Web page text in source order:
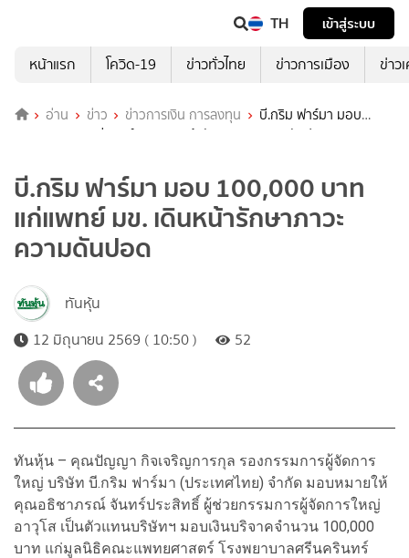
TH
เข้าสู่ระบบ
หน้าแรก
โควิด-19 ข่าวทั่วไทย ข่าวการเมือง ข่าว
อ่าน ข่าว ข่าวการเงิน การลงทุน
บี.กริม ฟาร์มา มอบ
100,000 บาท แก่แพทย์ มข. เดินหน้ารักษาภาวะความดันปอด
บี.กริม ฟาร์มา มอบ 100,000 บาท
แก่แพทย์ มข. เดินหน้ารักษาภาวะ
ความดันปอด
ทันหุ้น
12 มิถุนายน 2569 ( 10:50 )
52
ทันหุ้น – คุณปัญญา กิจเจริญการกุล รองกรรมการผู้จัดการ
ใหญ่ บริษัท บี.กริม ฟาร์มา (ประเทศไทย) จำกัด มอบหมายให้
คุณอธิชาภรณ์ จันทร์ประสิทธิ์ ผู้ช่วยกรรมการผู้จัดการใหญ่
อาวุโส เป็นตัวแทนบริษัทฯ มอบเงินบริจาคจำนวน 100,000
บาท แก่มูลนิธิคณะแพทยศาสตร์ โรงพยาบาลศรีนครินทร์